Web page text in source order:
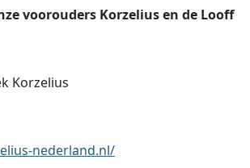
voorouders Korzelius en de Looff
Korzelius
nederland.nl/